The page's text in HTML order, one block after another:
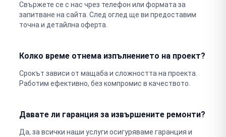
Свържете се с нас чрез телефон или формата за
запитване на сайта. След оглед ще ви предоставим
точна и детайлна оферта.
Колко време отнема изпълнението на проект?
Срокът зависи от мащаба и сложността на проекта.
Работим ефективно, без компромис в качеството.
Давате ли гаранция за извършените ремонти?
Да, за всички наши услуги осигуряваме гаранция и